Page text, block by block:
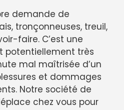
demande de
tronçonneuses, treuil,
faire. C’est une
potentiellement très
mal maîtrisée d’un
et dommages
Notre société de
chez vous pour